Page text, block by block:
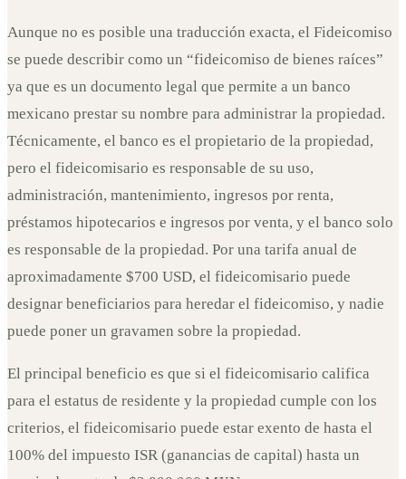
Aunque no es posible una traducción exacta, el Fideicomiso
se puede describir como un “fideicomiso de bienes raíces”
ya que es un documento legal que permite a un banco
mexicano prestar su nombre para administrar la propiedad.
Técnicamente, el banco es el propietario de la propiedad,
pero el fideicomisario es responsable de su uso,
administración, mantenimiento, ingresos por renta,
préstamos hipotecarios e ingresos por venta, y el banco solo
es responsable de la propiedad. Por una tarifa anual de
aproximadamente $700 USD, el fideicomisario puede
designar beneficiarios para heredar el fideicomiso, y nadie
puede poner un gravamen sobre la propiedad.
El principal beneficio es que si el fideicomisario califica
para el estatus de residente y la propiedad cumple con los
criterios, el fideicomisario puede estar exento de hasta el
100% del impuesto ISR (ganancias de capital) hasta un